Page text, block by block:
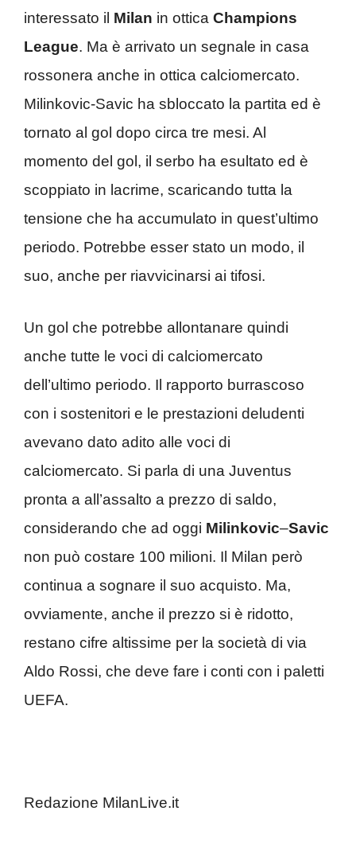
interessato il Milan in ottica Champions
League. Ma è arrivato un segnale in casa
rossonera anche in ottica calciomercato.
Milinkovic-Savic ha sbloccato la partita ed è
tornato al gol dopo circa tre mesi. Al
momento del gol, il serbo ha esultato ed è
scoppiato in lacrime, scaricando tutta la
tensione che ha accumulato in quest’ultimo
periodo. Potrebbe esser stato un modo, il
suo, anche per riavvicinarsi ai tifosi.
Un gol che potrebbe allontanare quindi
anche tutte le voci di calciomercato
dell’ultimo periodo. Il rapporto burrascoso
con i sostenitori e le prestazioni deludenti
avevano dato adito alle voci di
calciomercato. Si parla di una Juventus
pronta a all’assalto a prezzo di saldo,
considerando che ad oggi Milinkovic–Savic
non può costare 100 milioni. Il Milan però
continua a sognare il suo acquisto. Ma,
ovviamente, anche il prezzo si è ridotto,
restano cifre altissime per la società di via
Aldo Rossi, che deve fare i conti con i paletti
UEFA.
Redazione MilanLive.it